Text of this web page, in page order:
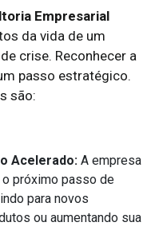
Empresarial
da vida de um
crise. Reconhecer a
passo estratégico.
são:
Acelerado: A empresa
próximo passo de
para novos
ou aumentando sua